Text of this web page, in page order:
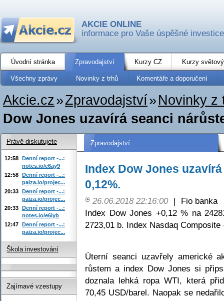
AKCIE ONLINE
informace pro Vaše úspěšné investice
Úvodní stránka Zpravodajství Kurzy CZ Kurzy
Všechny zprávy Novinky z trhů Komentáře a doporučení
Akcie.cz»Zpravodajství» Novinky z
Dow Jones uzavírá seanci
Zpravodajství
Index Dow Jones
0,12%.
26.06.2018 22:16:00 |
Fio banka
Index Dow Jones +0,12 % na
2723,01 b. Index Nasdaq
Úterní seanci uzavřely americké
růstem a index Dow Jones si
doznala lehká ropa WTI, která
70,45 USD/barel. Naopak se
Právě diskutujete
12:58 Denní report -...:
notes.io/e6ay9
12:58 Denní report -...:
paiza.io/projec...
20:33 Denní report -...:
paiza.io/projec...
20:33 Denní report -...:
notes.io/e6iyb
12:47 Denní report -...:
paiza.io/projec...
Škola investování
Zajímavé vzestupy